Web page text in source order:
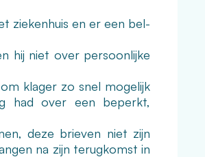
ziekenhuis en er een bel-
hij niet over persoonlijke
klager zo snel mogelijk
had over een beperkt,
deze brieven niet zijn
na zijn terugkomst in